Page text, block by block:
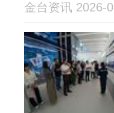
金台资讯 2026-